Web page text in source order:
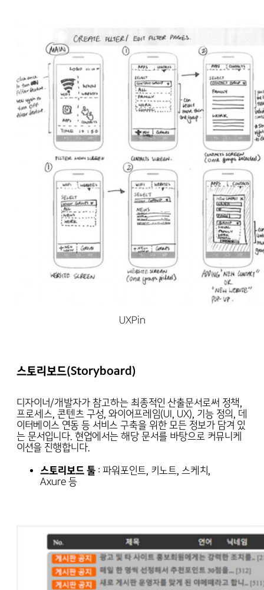
UXPin
스토리보드(Storyboard)
디자이너/개발자가 참고하는 최종적인 산출문서로써 정책,
프로세스, 콘텐츠 구성, 와이어프레임(UI, UX), 기능 정의, 데
이터베이스 연동 등 서비스 구축을 위한 모든 정보가 담겨 있
는 문서입니다. 현업에서는 해당 문서를 바탕으로 커뮤니케
이션을 진행합니다.
스토리보드 툴 : 파워포인트, 키노트, 스케치,
Axure 등